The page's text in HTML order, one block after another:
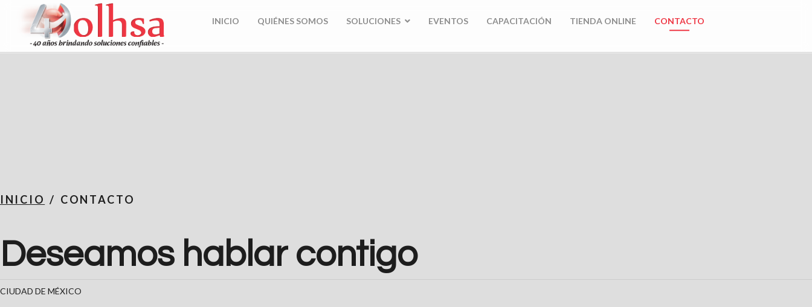
INICIO QUIÉNES SOMOS SOLUCIONES EVENTOS CAPACITACIÓN TIENDA ONLINE CONTACTO
INICIO CONTACTO
Deseamos hablar contigo
CIUDAD DE MÉXICO